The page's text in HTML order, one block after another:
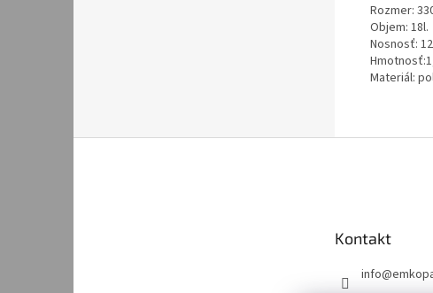
Rozmer:
Objem: 18l.
Nosnosť:
Materiál:
Kontakt
info@